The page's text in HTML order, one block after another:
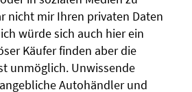
nicht mir Ihren privaten Daten
würde sich auch hier ein
Käufer finden aber die
unmöglich. Unwissende
Autohändler und